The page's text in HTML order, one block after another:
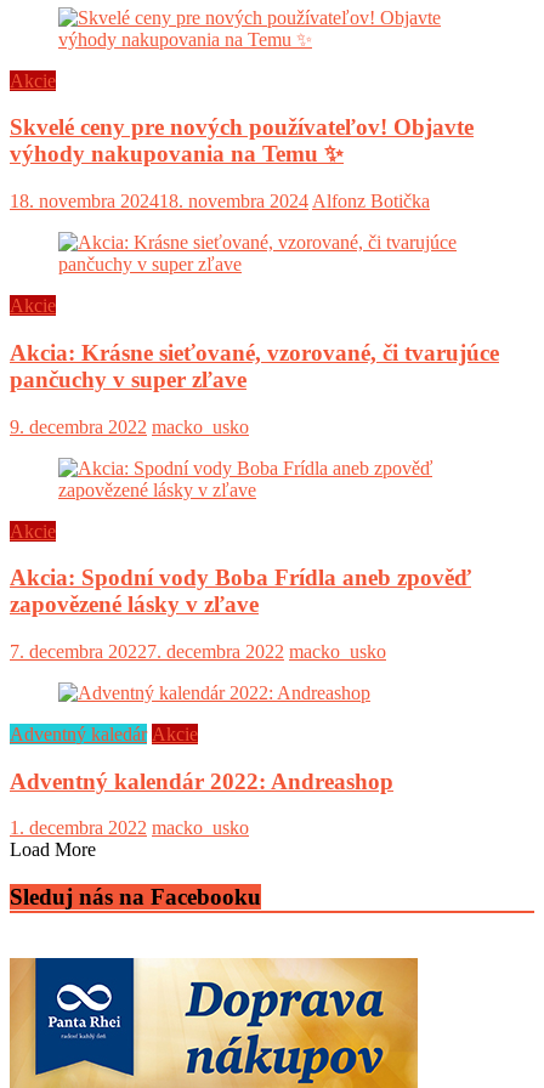
Akcie
Skvelé ceny pre nových používateľov! Objavte
výhody nakupovania na Temu ✨
18. novembra 202418. novembra 2024 Alfonz Botička
Akcie
Akcia: Krásne sieťované, vzorované, či tvarujúce
pančuchy v super zľave
9. decembra 2022 macko_usko
Akcie
Akcia: Spodní vody Boba Frídla aneb zpověď
zapovězené lásky v zľave
7. decembra 20227. decembra 2022 macko_usko
Adventný kaledár Akcie
Adventný kalendár 2022: Andreashop
1. decembra 2022 macko_usko
Load More
Sleduj nás na Facebooku